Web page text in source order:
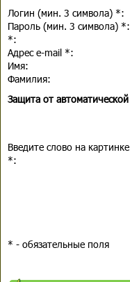
Логин (мин. 3 символа) *:
Пароль (мин. 3 символа) *:
*:
Адрес e-mail *:
Имя:
Фамилия:
Защита от
Введите слово на картинке
*:
* - обязательные поля